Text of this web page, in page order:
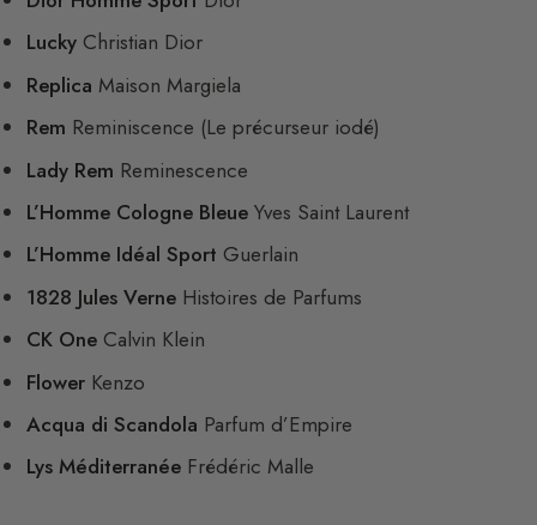
Lucky Christian Dior
Replica Maison Margiela
Rem Reminiscence (Le précurseur iodé)
Lady Rem Reminescence
L’Homme Cologne Bleue Yves Saint Laurent
L’Homme Idéal Sport Guerlain
1828 Jules Verne Histoires de Parfums
CK One Calvin Klein
Flower Kenzo
Acqua di Scandola Parfum d’Empire
Lys Méditerranée Frédéric Malle